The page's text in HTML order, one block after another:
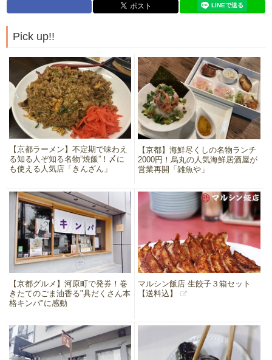
Pick up!!
【京都ラーメン】不定期で味わえ
る知る人ぞ知る名物”焼飯”！〆に
も使える人気店「きんざん」
【京都】海鮮尽くしの名物ランチ
2000円！烏丸の人気海鮮居酒屋が
営業再開「雑魚や」
【京都グルメ】河原町で発券！巻
きたてのごま油香る"具だくさん本
格キンパ"に感動
マルシン飯店 生餃子３箱セット
【送料込】